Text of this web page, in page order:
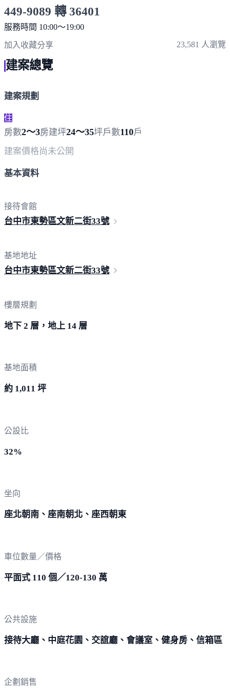
449-9089 轉 36401
服務時間 10:00～19:00
加入收藏分享 23,581 人瀏覽
建案總覽
建案規劃
住
房數2～3房建坪24～35坪戶數110戶
建案價格尚未公開
基本資料
接待會館
台中市東勢區文新二街33號
基地地址
台中市東勢區文新二街33號
樓層規劃
地下 2 層，地上 14 層
基地面積
約 1,011 坪
公設比
32%
坐向
座北朝南、座南朝北、座西朝東
車位數量／價格
平面式 110 個／120-130 萬
公共設施
接待大廳、中庭花園、交誼廳、會議室、健身房、信箱區
企劃銷售